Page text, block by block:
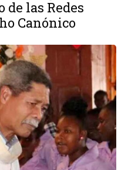
las Redes
Canónico